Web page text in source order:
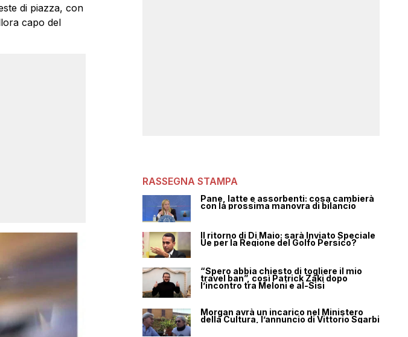
di piazza, con
capo del
RASSEGNA STAMPA
Pane, latte e assorbenti: cosa cambierà
con la prossima manovra di bilancio
Il ritorno di Di Maio: sarà Inviato Speciale
Ue per la Regione del Golfo Persico?
“Spero abbia chiesto di togliere il mio
travel ban”, così Patrick Zaki dopo
l’incontro tra Meloni e al-Sisi
Morgan avrà un incarico nel Ministero
della Cultura, l’annuncio di Vittorio Sgarbi